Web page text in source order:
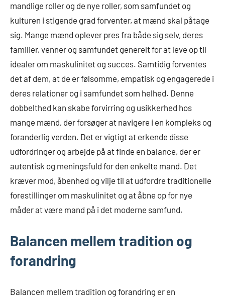
mandlige roller og de nye roller, som samfundet og
kulturen i stigende grad forventer, at mænd skal påtage
sig. Mange mænd oplever pres fra både sig selv, deres
familier, venner og samfundet generelt for at leve op til
idealer om maskulinitet og succes. Samtidig forventes
det af dem, at de er følsomme, empatisk og engagerede i
deres relationer og i samfundet som helhed. Denne
dobbelthed kan skabe forvirring og usikkerhed hos
mange mænd, der forsøger at navigere i en kompleks og
foranderlig verden. Det er vigtigt at erkende disse
udfordringer og arbejde på at finde en balance, der er
autentisk og meningsfuld for den enkelte mand. Det
kræver mod, åbenhed og vilje til at udfordre traditionelle
forestillinger om maskulinitet og at åbne op for nye
måder at være mand på i det moderne samfund.
Balancen mellem tradition og
forandring
Balancen mellem tradition og forandring er en